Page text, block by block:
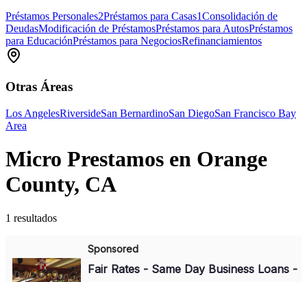
Préstamos Personales2Préstamos para Casas1Consolidación de
DeudasModificación de PréstamosPréstamos para AutosPréstamos
para EducaciónPréstamos para NegociosRefinanciamientos
Otras Áreas
Los AngelesRiversideSan BernardinoSan DiegoSan Francisco Bay
Area
Micro Prestamos en Orange
County, CA
1 resultados